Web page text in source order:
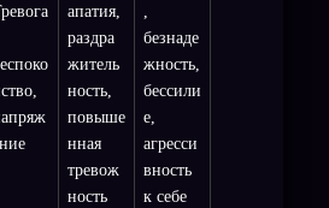
апатия,
раздра
житель
ность,
повыше
нная
тревож
ность
,
безнаде
жность,
бессили
е,
агресси
вность
к себе